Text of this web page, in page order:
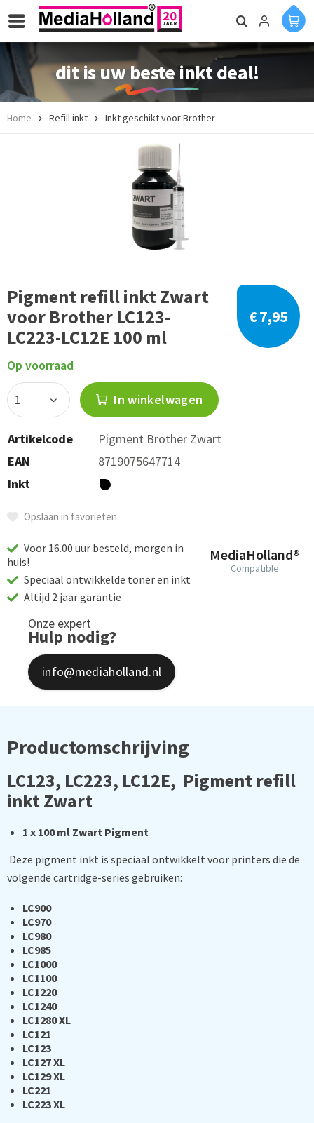
dit is uw beste inkt deal!
Home Refill inkt Inkt geschikt voor Brother
Pigment refill inkt Zwart
voor Brother LC123-
LC223-LC12E 100 ml
€ 7,95
Op voorraad
In winkelwagen
Artikelcode
Pigment Brother Zwart
EAN
8719075647714
Inkt
Opslaan in favorieten
MediaHolland®
Compatible
Voor 16.00 uur besteld, morgen in
huis!
Speciaal ontwikkelde toner en inkt
Altijd 2 jaar garantie
Onze expert
Hulp nodig?
info@mediaholland.nl
Productomschrijving
LC123, LC223, LC12E, Pigment refill
inkt Zwart
1 x 100 ml Zwart Pigment
Deze pigment inkt is speciaal ontwikkelt voor printers die de
volgende cartridge-series gebruiken:
LC900
LC970
LC980
LC985
LC1000
LC1100
LC1220
LC1240
LC1280 XL
LC121
LC123
LC127 XL
LC129 XL
LC221
LC223 XL